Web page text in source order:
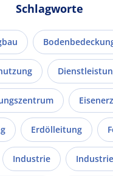
Schlagworte
Erdölleitung
Industrie